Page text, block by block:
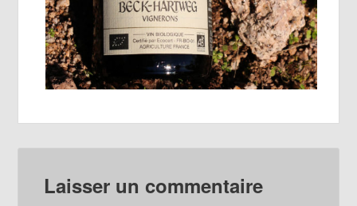
Laisser un commentaire